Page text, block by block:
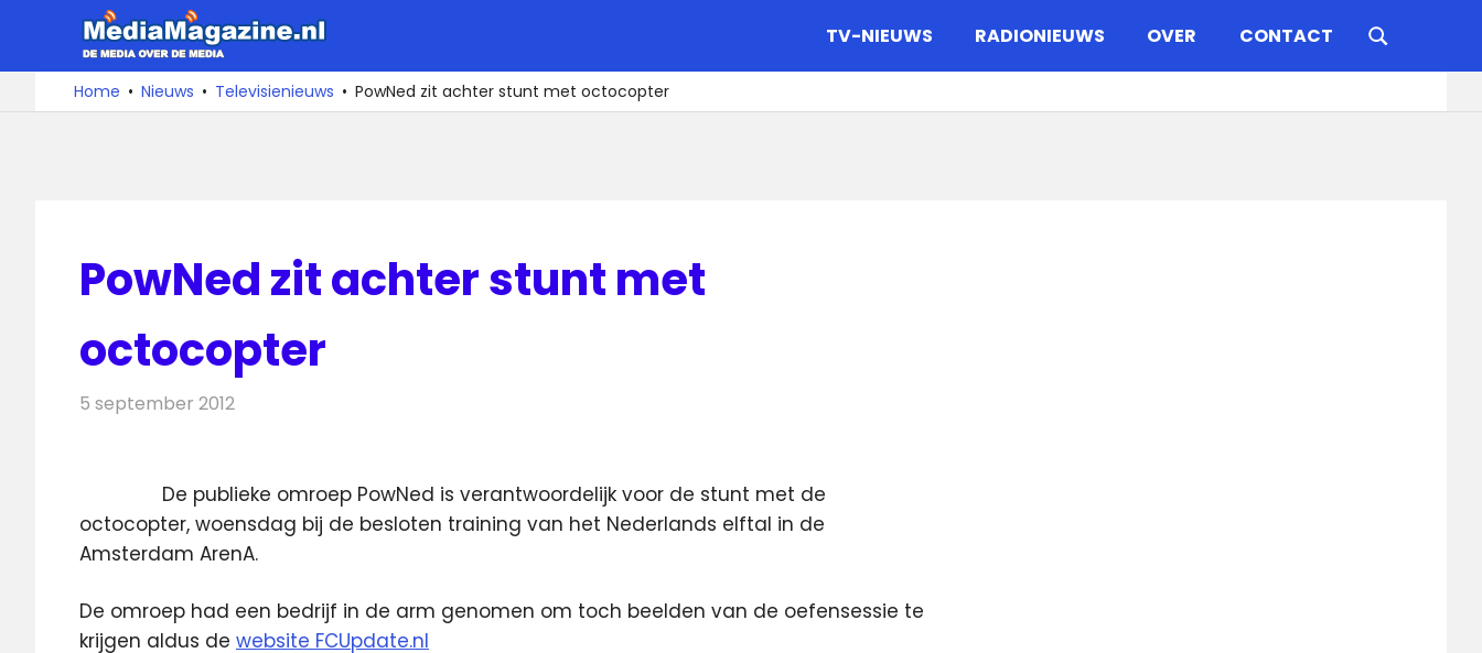
de
De
media
over
TV-NIEUWS RADIONIEUWS OVER CONTACT
Home Nieuws Televisienieuws PowNed zit achter stunt met octocopter
PowNed zit achter stunt met
octocopter
5 september 2012
De publieke omroep PowNed is verantwoordelijk voor de stunt met de
octocopter, woensdag bij de besloten training van het Nederlands elftal in de
Amsterdam ArenA.
De omroep had een bedrijf in de arm genomen om toch beelden van de oefensessie te
krijgen aldus de website FCUpdate.nl